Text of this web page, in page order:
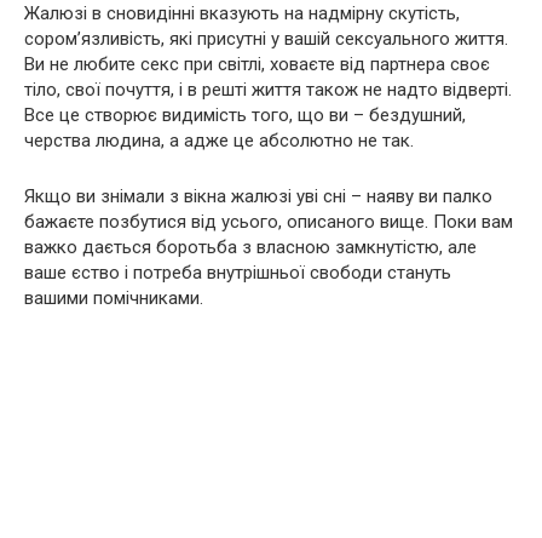
Жалюзі в сновидінні вказують на надмірну скутість,
сором’язливість, які присутні у вашій сексуального життя.
Ви не любите секс при світлі, ховаєте від партнера своє
тіло, свої почуття, і в решті життя також не надто відверті.
Все це створює видимість того, що ви – бездушний,
черства людина, а адже це абсолютно не так.
Якщо ви знімали з вікна жалюзі уві сні – наяву ви палко
бажаєте позбутися від усього, описаного вище. Поки вам
важко дається боротьба з власною замкнутістю, але
ваше єство і потреба внутрішньої свободи стануть
вашими помічниками.